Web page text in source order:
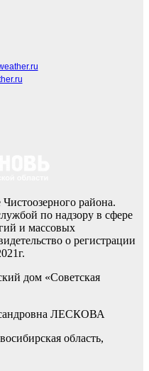
Чистоозерного района.
по надзору в сфере
и массовых
о регистрации
дом «Советская
ЛЕСКОВА
область,